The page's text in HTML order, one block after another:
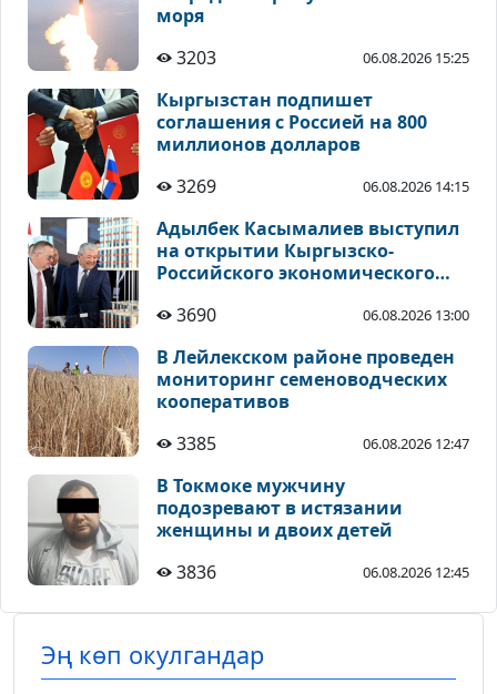
моря
3203
06.08.2026 15:25
Кыргызстан подпишет
соглашения с Россией на 800
миллионов долларов
3269
06.08.2026 14:15
Адылбек Касымалиев выступил
на открытии Кыргызско-
Российского экономического
3690
06.08.2026 13:00
В Лейлекском районе проведен
мониторинг семеноводческих
кооперативов
3385
06.08.2026 12:47
В Токмоке мужчину
подозревают в истязании
женщины и двоих детей
3836
06.08.2026 12:45
Эң көп окулгандар